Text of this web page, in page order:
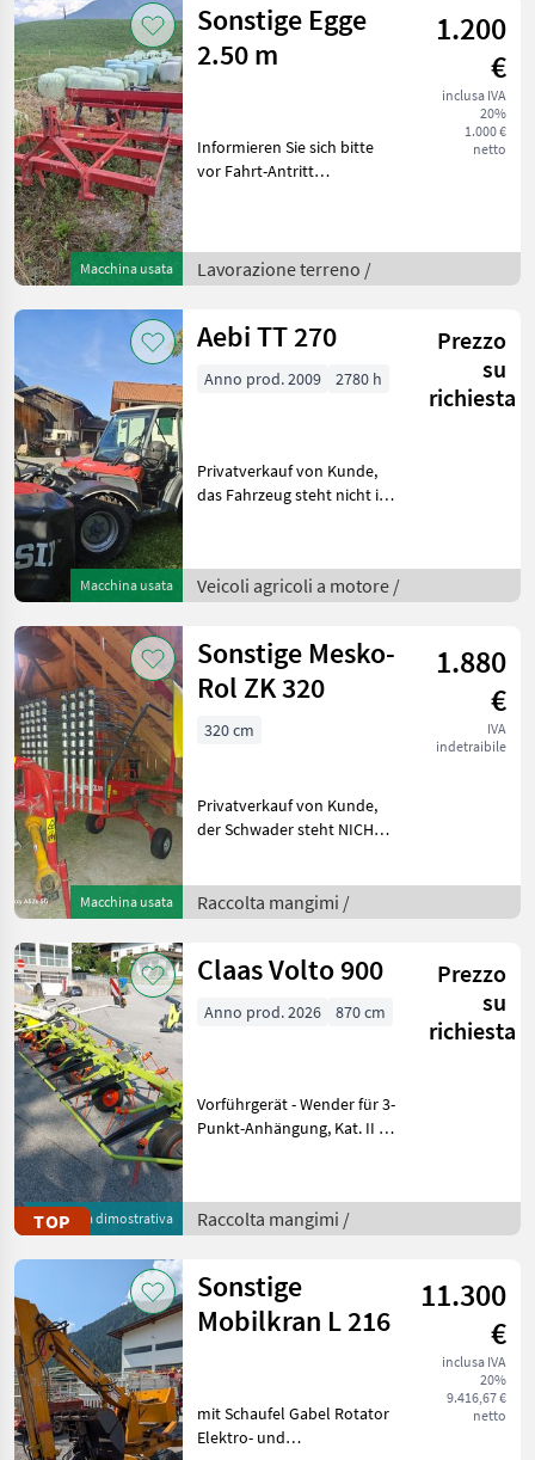
Macchina usata
Sonstige Egge
2.50 m
1.200
€
inclusa IVA
20%
1.000 €
netto
Informieren Sie sich bitte
vor Fahrt-Antritt
steht. Wir inserieren auch
Maschinen, die sich
Lavorazione terreno /
Macchina usata
Aebi TT 270
Prezzo
su
richiesta
Anno prod. 2009 2780 h
Privatverkauf von Kunde,
das Fahrzeug steht nicht im
Veicoli agricoli a motore /
Macchina usata
Sonstige Mesko-
Rol ZK 320
1.880
€
IVA
indetraibile
320 cm
Privatverkauf von Kunde,
der Schwader steht NICHT
Raccolta mangimi /
TOP
Macchina dimostrativa
Claas Volto 900
Prezzo
su
richiesta
Anno prod. 2026 870 cm
Vorführgerät - Wender für 3-
Punkt-Anhängung, Kat. II -
Kreisel mit je 6
Zinkenträgern -
Raccolta mangimi /
Sonstige
Mobilkran L 216
11.300
€
inclusa IVA
20%
9.416,67 €
netto
mit Schaufel Gabel Rotator
Elektro- und